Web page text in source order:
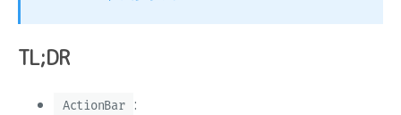
TL;DR
ActionBar :